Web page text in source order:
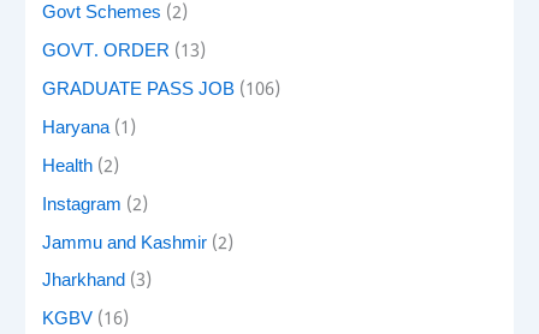
Govt Schemes (2)
GOVT. ORDER (13)
GRADUATE PASS JOB (106)
Haryana(1)
Health (2)
Instagram (2)
Jammu and Kashmir (2)
Jharkhand (3)
KGBV (16)